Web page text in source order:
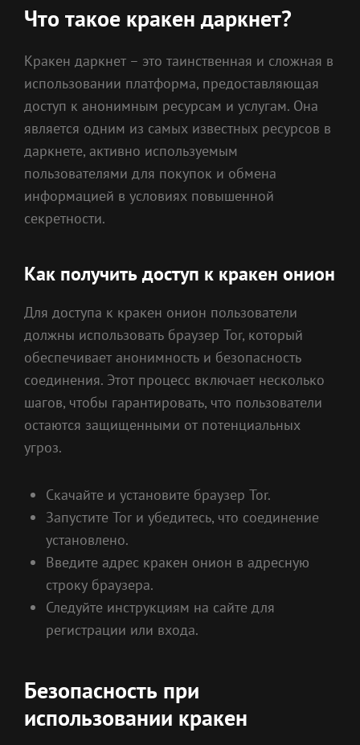
Что такое кракен даркнет?
Кракен даркнет – это таинственная и сложная в
использовании платформа, предоставляющая
доступ к анонимным ресурсам и услугам. Она
является одним из самых известных ресурсов в
даркнете, активно используемым
пользователями для покупок и обмена
информацией в условиях повышенной
секретности.
Как получить доступ к кракен онион
Для доступа к кракен онион пользователи
должны использовать браузер Tor, который
обеспечивает анонимность и безопасность
соединения. Этот процесс включает несколько
шагов, чтобы гарантировать, что пользователи
остаются защищенными от потенциальных
угроз.
Скачайте и установите браузер Tor.
Запустите Tor и убедитесь, что соединение
установлено.
Введите адрес кракен онион в адресную
строку браузера.
Следуйте инструкциям на сайте для
регистрации или входа.
Безопасность при
использовании кракен